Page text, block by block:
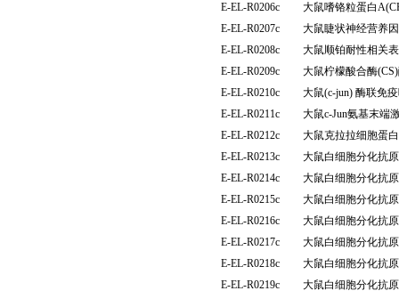
E-EL-R0206c
大鼠嗜铬粒蛋白
E-EL-R0207c
大鼠睫状神经营养
E-EL-R0208c
大鼠顺铂耐性相关
E-EL-R0209c
大鼠柠檬酸合酶
E-EL-R0210c
大鼠(c-jun) 酶联免
E-EL-R0211c
大鼠c-Jun氨基末端
E-EL-R0212c
大鼠克拉拉细胞蛋
E-EL-R0213c
大鼠白细胞分化抗
E-EL-R0214c
大鼠白细胞分化抗
E-EL-R0215c
大鼠白细胞分化抗
E-EL-R0216c
大鼠白细胞分化抗
E-EL-R0217c
大鼠白细胞分化抗
E-EL-R0218c
大鼠白细胞分化抗
E-EL-R0219c
大鼠白细胞分化抗